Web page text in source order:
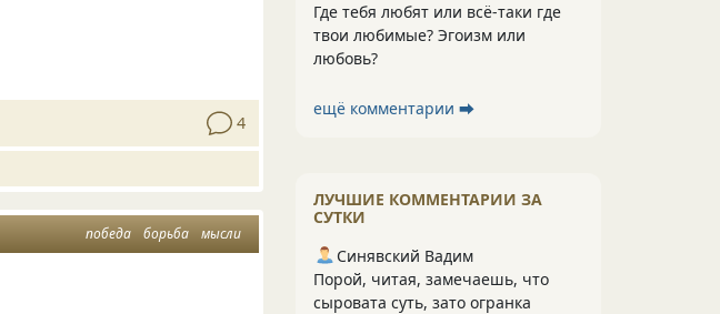
4
победа борьба мысли
Где тебя любят или всё-таки где
твои любимые? Эгоизм или
любовь?
ещё комментарии ⮕
ЛУЧШИЕ КОММЕНТАРИИ ЗА
СУТКИ
Синявский Вадим
Порой, читая, замечаешь, что
сыровата суть, зато огранка